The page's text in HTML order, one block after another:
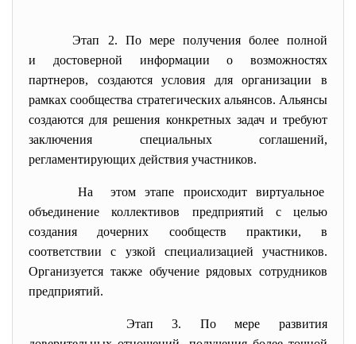
Этап 2. По мере получения более полной
и достоверной информации о возможностях
партнеров, создаются условия для организации в
рамках сообщества стратегических альянсов. Альянсы
создаются для решения конкретных задач и требуют
заключения специальных соглашений,
регламентирующих действия участников.
На этом этапе происходит виртуальное
объединение коллективов предприятий с целью
создания дочерних сообществ практики, в
соответствии с узкой специализацией участников.
Организуется также обучение рядовых сотрудников
предприятий.
Этап 3. По мере развития